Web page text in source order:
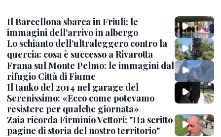
Il Barcellona sbarca in Friuli: le
immagini dell'arrivo in albergo
Lo schianto dell’ultraleggero contro la
quercia: cosa è successo a Rivarotta
Frana sul Monte Pelmo: le immagini dal
rifugio Città di Fiume
Il tanko del 2014 nel garage del
Serenissimo: «Ecco come potevamo
resistere per qualche giornata»
Zaia ricorda Firminio Vettori: "Ha scritto
pagine di storia del nostro territorio"